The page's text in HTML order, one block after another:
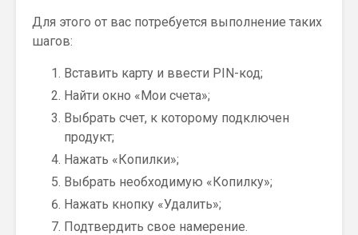
Для этого от вас потребуется выполнение таких
шагов:
Вставить карту и ввести PIN-код;
Найти окно «Мои счета»;
Выбрать счет, к которому подключен
продукт;
Нажать «Копилки»;
Выбрать необходимую «Копилку»;
Нажать кнопку «Удалить»;
Подтвердить свое намерение.